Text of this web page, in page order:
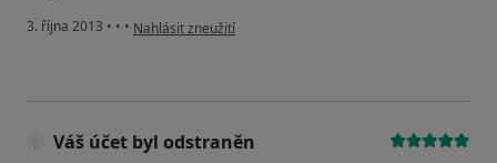
3. října 2013 • • • podle názoru uživatele Váš účet byl odstraněn
Nahlásit zneužití
Váš účet byl odstraněn